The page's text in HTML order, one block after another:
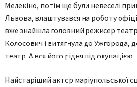
Мелекіно, потім ще були невеселі
Львова, влаштувався на роботу
вже знайшла головний режисер
Колосович і витягнула до Ужгорода,
театр. А вся його рідня під
Найстаріший актор маріупольської